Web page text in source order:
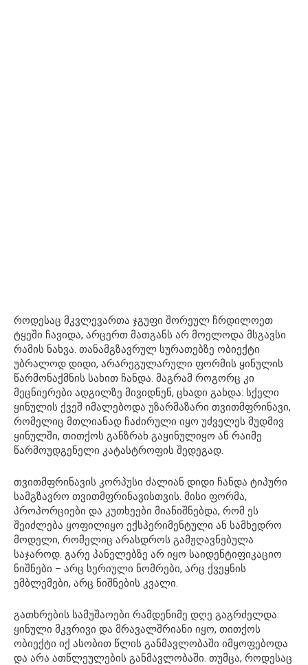
როდესაც მკვლევართა ჯგუფი შორეულ ჩრდილოეთ
ტყეში ჩავიდა, არცერთ მათგანს არ მოელოდა მსგავსი
რამის ნახვა. თანამგზავრულ სურათებზე ობიექტი
უბრალოდ დიდი, არარეგულარული ფორმის ყინულის
წარმონაქმნის სახით ჩანდა. მაგრამ როგორც კი
მეცნიერები ადგილზე მივიდნენ, ცხადი გახდა: სქელი
ყინულის ქვეშ იმალებოდა უზარმაზარი თვითმფრინავი,
რომელიც მთლიანად ჩაძირული იყო უძველეს მუდმივ
ყინულში, თითქოს განზრახ გაყინულიყო ან რაიმე
წარმოუდგენელი კატასტროფის შედეგად.
თვითმფრინავის კორპუსი ძალიან დიდი ჩანდა ტიპური
სამგზავრო თვითმფრინავისთვის. მისი ფორმა,
პროპორციები და კუთხეები მიანიშნებდა, რომ ეს
შეიძლება ყოფილიყო ექსპერიმენტული ან სამხედრო
მოდელი, რომელიც არასდროს გამჟღავნებულა
საჯაროდ. გარე პანელებზე არ იყო საიდენტიფიკაციო
ნიშნები – არც სერიული ნომრები, არც ქვეყნის
ემბლემები, არც ნიშნების კვალი.
გათხრების სამუშაოები რამდენიმე დღე გაგრძელდა:
ყინული მკვრივი და მრავალშრიანი იყო, თითქოს
ობიექტი იქ ასობით წლის განმავლობაში იმყოფებოდა
და არა ათწლეულების განმავლობაში. თუმცა, როდესაც